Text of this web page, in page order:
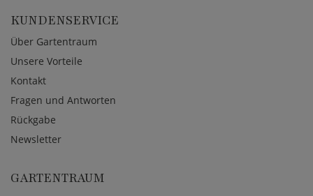
KUNDENSERVICE
Über Gartentraum
Unsere Vorteile
Kontakt
Fragen und Antworten
Rückgabe
Newsletter
GARTENTRAUM